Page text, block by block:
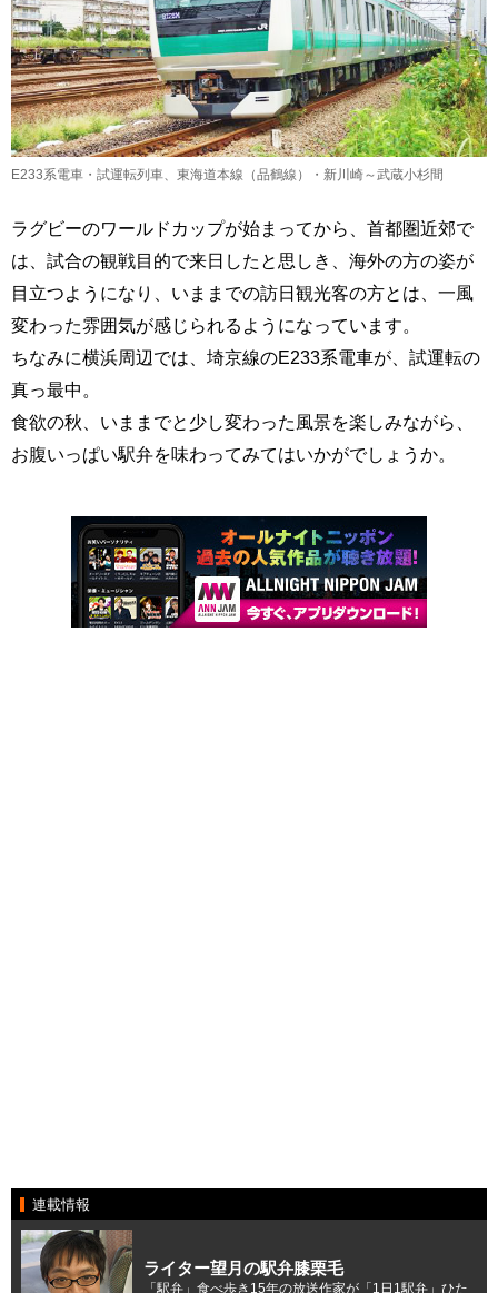
E233系電車・試運転列車、東海道本線（品鶴線）・新川崎～武蔵小杉間
ラグビーのワールドカップが始まってから、首都圏近郊で
は、試合の観戦目的で来日したと思しき、海外の方の姿が
目立つようになり、いままでの訪日観光客の方とは、一風
変わった雰囲気が感じられるようになっています。
ちなみに横浜周辺では、埼京線のE233系電車が、試運転の
真っ最中。
食欲の秋、いままでと少し変わった風景を楽しみながら、
お腹いっぱい駅弁を味わってみてはいかがでしょうか。
連載情報
ライター望月の駅弁膝栗毛
「駅弁」食べ歩き15年の放送作家が「1日1駅弁」ひた